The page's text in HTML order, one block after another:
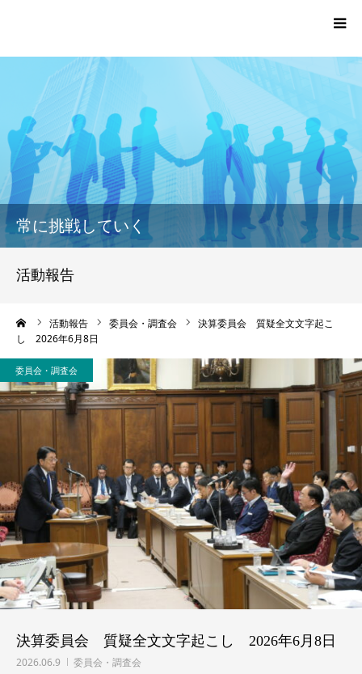
常に挑戦していく
活動報告
活動報告 委員会・調査会
決算委員会 質疑全文文字起こ
し 2026年6月8日
委員会・調査会
決算委員会 質疑全文文字起こし 2026年6月8日
2026.06.9 委員会・調査会
TOP
プロフィール
活動報告一覧
党員・サポーター登録